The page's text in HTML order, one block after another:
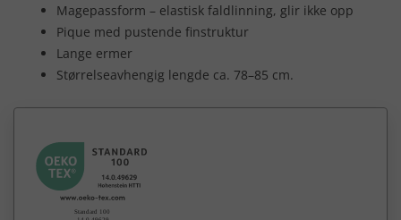
Magepassform – elastisk faldlinning, glir ikke opp
Pique med pustende finstruktur
Lange ermer
Størrelseavhengig lengde ca. 78–85 cm.